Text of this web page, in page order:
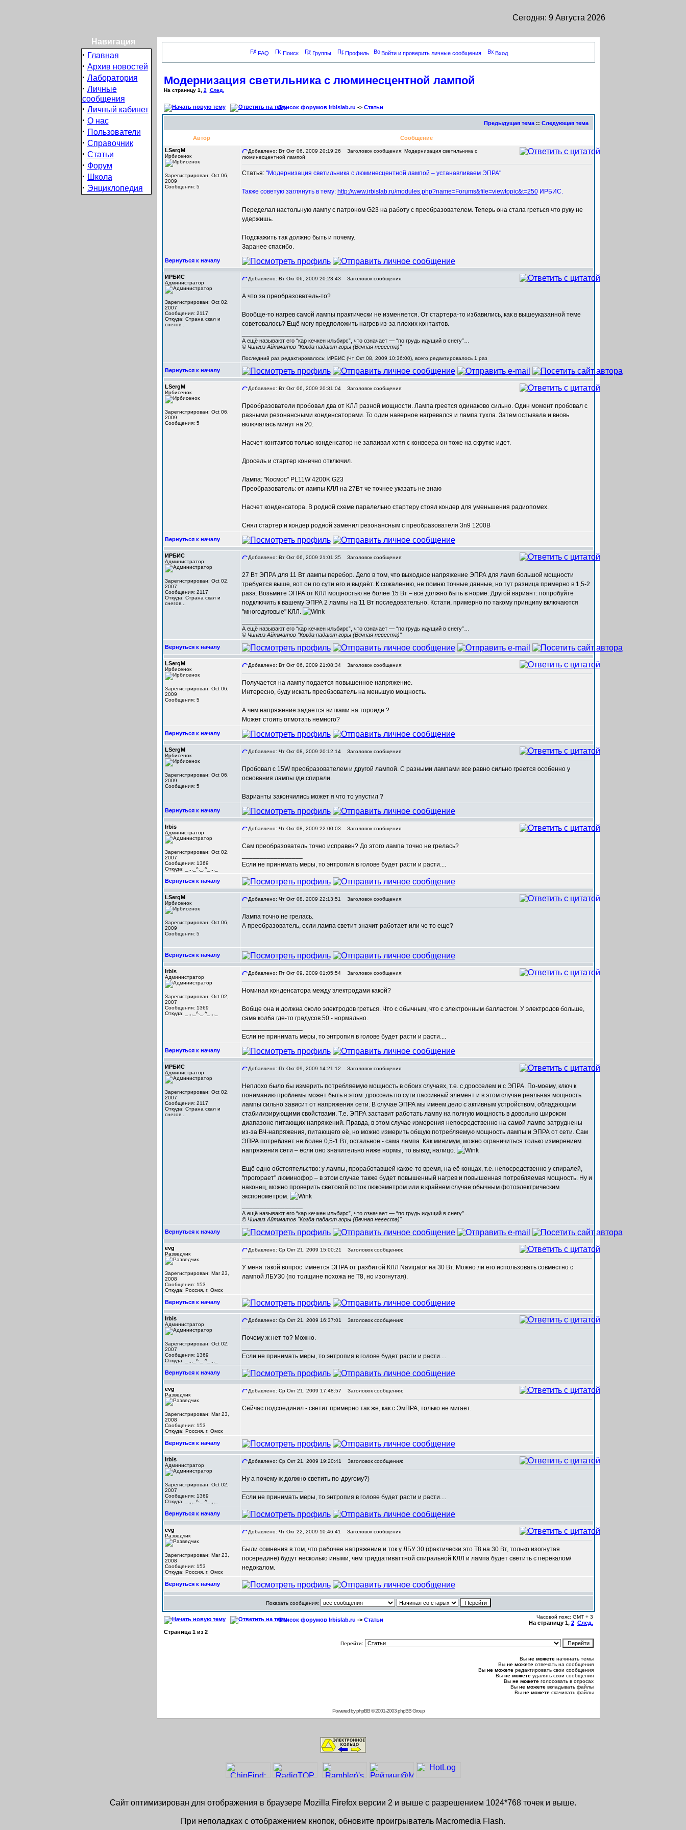
Сегодня: 9 Августа 2026
Навигация
· Главная
· Архив новостей
· Лаборатория
· Личные
сообщения
· Личный кабинет
· О нас
· Пользователи
· Справочник
· Статьи
· Форум
· Школа
· Энциклопедия
FAQ Поиск Группы Профиль Войти и проверить личные сообщения Вход
Модернизация светильника с люминесцентной лампой
На страницу 1 2 След.
Список форумов Irbislab.ru -> Статьи
Предыдущая тема:: Следующая тема
Автор
Сообщение
LSergM
Ирбисенок
Зарегистрирован: Oct 06,
2009
Сообщения: 5
Добавлено: Вт Окт 06, 2009 20:19:26
Заголовок сообщения: Модернизация светильника с
люминесцентной лампой
Статья: "Модернизация светильника с люминесцентной лампой – устанавливаем ЭПРА"
Также советую заглянуть в тему: http://www.irbislab.ru/modules.php?name=Forums&file=viewtopic&t=250 ИРБИС.
Переделал настольную лампу с патроном G23 на работу с преобразователем. Теперь она стала греться что руку не
удержишь.
Подскажить так должно быть и почему.
Заранее спасибо.
Вернуться к началу
ИРБИС
Администратор
Зарегистрирован: Oct 02,
2007
Сообщения: 2117
Откуда: Cтрана скал и
снегов...
Добавлено: Вт Окт 06, 2009 20:23:43 Заголовок сообщения:
А что за преобразователь-то?
Вообще-то нагрев самой лампы практически не изменяется. От стартера-то избавились, как в вышеуказанной теме
советовалось? Ещё могу предположить нагрев из-за плохих контактов.
А ещё называют его “кар кечкен ильбирс”, что означает — “по грудь идущий в снегу”…
© Чингиз Айтматов "Когда падают горы (Вечная невеста)"
Последний раз редактировалось: ИРБИС (Чт Окт 08, 2009 10:36:00), всего редактировалось 1 раз
Вернуться к началу
LSergM
Ирбисенок
Зарегистрирован: Oct 06,
2009
Сообщения: 5
Добавлено: Вт Окт 06, 2009 20:31:04 Заголовок сообщения:
Преобразователи пробовал два от КЛЛ разной мощности. Лампа греется одинаково сильно. Один момент пробовал с
разными резонансными конденсаторами. То один наверное нагревался и лампа тухла. Затем остывала и вновь
включалась минут на 20.
Насчет контактов только конденсатор не запаивал хотя с конвеера он тоже на скрутке идет.
Дросель и стартер конечно отключил.
Лампа: "Космос" PL11W 4200K G23
Преобразователь: от лампы КЛЛ на 27Вт че точнее указать не знаю
Насчет конденсатора. В родной схеме паралельно стартеру стоял кондер для уменьшения радиопомех.
Снял стартер и кондер родной заменил резонансным с преобразователя 3n9 1200В
Вернуться к началу
ИРБИС
Администратор
Зарегистрирован: Oct 02,
2007
Сообщения: 2117
Откуда: Cтрана скал и
снегов...
Добавлено: Вт Окт 06, 2009 21:01:35 Заголовок сообщения:
27 Вт ЭПРА для 11 Вт лампы перебор. Дело в том, что выходное напряжение ЭПРА для ламп большой мощности
требуется выше, вот он по сути его и выдаёт. К сожалению, не помню точные данные, но тут разница примерно в 1,5-2
раза. Возьмите ЭПРА от КЛЛ мощностью не более 15 Вт – всё должно быть в норме. Другой вариант: попробуйте
подключить к вашему ЭПРА 2 лампы на 11 Вт последовательно. Кстати, примерно по такому принципу включаются
"многодуговые" КЛЛ.
А ещё называют его “кар кечкен ильбирс”, что означает — “по грудь идущий в снегу”…
© Чингиз Айтматов "Когда падают горы (Вечная невеста)"
Вернуться к началу
LSergM
Ирбисенок
Зарегистрирован: Oct 06,
2009
Сообщения: 5
Добавлено: Вт Окт 06, 2009 21:08:34 Заголовок сообщения:
Получается на лампу подается повышенное напряжение.
Интересно, буду искать преобзователь на меньшую мощность.
А чем напряжение задается витками на тороиде ?
Может стоить отмотать немного?
Вернуться к началу
LSergM
Ирбисенок
Зарегистрирован: Oct 06,
2009
Сообщения: 5
Добавлено: Чт Окт 08, 2009 20:12:14 Заголовок сообщения:
Пробовал с 15W преобразователем и другой лампой. С разными лампами все равно сильно греется особенно у
основания лампы где спирали.
Варианты закончились может я что то упустил ?
Вернуться к началу
Irbis
Администратор
Зарегистрирован: Oct 02,
2007
Сообщения: 1369
Откуда: _,,,_^._.^_,,,_
Добавлено: Чт Окт 08, 2009 22:00:03 Заголовок сообщения:
Сам преобразователь точно исправен? До этого лампа точно не грелась?
Если не принимать меры, то энтропия в голове будет расти и расти....
Вернуться к началу
LSergM
Ирбисенок
Зарегистрирован: Oct 06,
2009
Сообщения: 5
Добавлено: Чт Окт 08, 2009 22:13:51 Заголовок сообщения:
Лампа точно не грелась.
А преобразователь, если лампа светит значит работает или че то еще?
Вернуться к началу
Irbis
Администратор
Зарегистрирован: Oct 02,
2007
Сообщения: 1369
Откуда: _,,,_^._.^_,,,_
Добавлено: Пт Окт 09, 2009 01:05:54 Заголовок сообщения:
Номинал конденсатора между электродами какой?
Вобще она и должна около электродов греться. Что с обычным, что с электронным балластом. У электродов больше,
сама колба где-то градусов 50 - нормально.
Если не принимать меры, то энтропия в голове будет расти и расти....
Вернуться к началу
ИРБИС
Администратор
Зарегистрирован: Oct 02,
2007
Сообщения: 2117
Откуда: Cтрана скал и
снегов...
Добавлено: Пт Окт 09, 2009 14:21:12 Заголовок сообщения:
Неплохо было бы измерить потребляемую мощность в обоих случаях, т.е. с дросселем и с ЭПРА. По-моему, ключ к
пониманию проблемы может быть в этом: дроссель по сути пассивный элемент и в этом случае реальная мощность
лампы сильно зависит от напряжения сети. В случае ЭПРА мы имеем дело с активным устройством, обладающим
стабилизирующими свойствами. Т.е. ЭПРА заставит работать лампу на полную мощность в довольно широком
диапазоне питающих напряжений. Правда, в этом случае измерения непосредственно на самой лампе затруднены
из-за ВЧ-напряжения, питающего её, но можно измерить общую потребляемую мощность лампы и ЭПРА от сети. Сам
ЭПРА потребляет не более 0,5-1 Вт, остальное - сама лампа. Как минимум, можно ограничиться только измерением
напряжения сети – если оно значительно ниже нормы, то вывод налицо.
Ещё одно обстоятельство: у лампы, проработавшей какое-то время, на её концах, т.е. непосредственно у спиралей,
"прогорает" люминофор – в этом случае также будет повышенный нагрев и повышенная потребляемая мощность. Ну и
наконец, можно проверить световой поток люксеметром или в крайнем случае обычным фотоэлектрическим
экспонометром.
А ещё называют его “кар кечкен ильбирс”, что означает — “по грудь идущий в снегу”…
© Чингиз Айтматов "Когда падают горы (Вечная невеста)"
Вернуться к началу
evg
Разведчик
Зарегистрирован: Mar 23,
2008
Сообщения: 153
Откуда: Россия, г. Омск
Добавлено: Ср Окт 21, 2009 15:00:21 Заголовок сообщения:
У меня такой вопрос: имеется ЭПРА от разбитой КЛЛ Navigator на 30 Вт. Можно ли его использовать совместно с
лампой ЛБУ30 (по толщине похожа не T8, но изогнутая).
Вернуться к началу
Irbis
Администратор
Зарегистрирован: Oct 02,
2007
Сообщения: 1369
Откуда: _,,,_^._.^_,,,_
Добавлено: Ср Окт 21, 2009 16:37:01 Заголовок сообщения:
Почему ж нет то? Можно.
Если не принимать меры, то энтропия в голове будет расти и расти....
Вернуться к началу
evg
Разведчик
Зарегистрирован: Mar 23,
2008
Сообщения: 153
Откуда: Россия, г. Омск
Добавлено: Ср Окт 21, 2009 17:48:57 Заголовок сообщения:
Сейчас подсоединил - светит примерно так же, как с ЭмПРА, только не мигает.
Вернуться к началу
Irbis
Администратор
Зарегистрирован: Oct 02,
2007
Сообщения: 1369
Откуда: _,,,_^._.^_,,,_
Добавлено: Ср Окт 21, 2009 19:20:41 Заголовок сообщения:
Ну а почему ж должно светить по-другому?)
Если не принимать меры, то энтропия в голове будет расти и расти....
Вернуться к началу
evg
Разведчик
Зарегистрирован: Mar 23,
2008
Сообщения: 153
Откуда: Россия, г. Омск
Добавлено: Чт Окт 22, 2009 10:46:41 Заголовок сообщения:
Были сомнения в том, что рабочее напряжение и ток у ЛБУ 30 (фактически это Т8 на 30 Вт, только изогнутая
посередине) будут несколько иными, чем тридцативаттной спиральной КЛЛ и лампа будет светить с перекалом/
недокалом.
Вернуться к началу
Показать сообщения:
Список форумов Irbislab.ru -> Статьи Часовой пояс: GMT + 3
На страницу 1, 2 След.
Страница 1из 2
Перейти:
Вы не можетеначинать темы
Вы не можетеотвечать на сообщения
Вы не можетередактировать свои сообщения
Вы не можетеудалять свои сообщения
Вы не можетеголосовать в опросах
Вы не можетевкладывать файлы
Вы не можетескачивать файлы
Powered byphpBB© 2001-2003 phpBB Group
Сайт оптимизирован для отображения в браузере Mozilla Firefox версии 2 и выше с разрешением 1024*768 точек и выше.
При неполадках с отображением кнопок, обновите проигрыватель Macromedia Flash.